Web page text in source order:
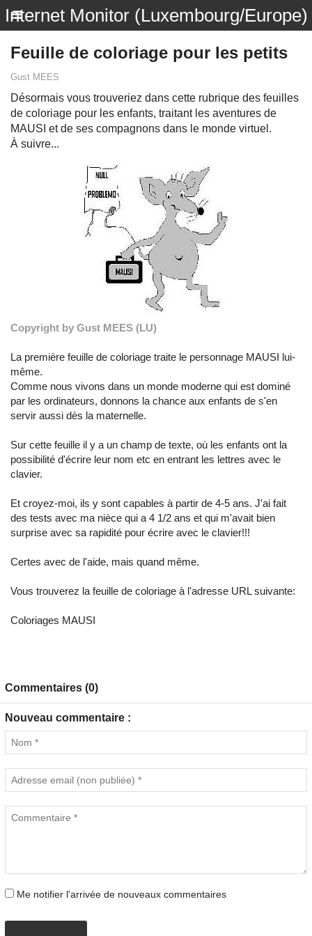
Internet Monitor (Luxembourg/Europe)
Feuille de coloriage pour les petits
Gust MEES
Désormais vous trouveriez dans cette rubrique des feuilles
de coloriage pour les enfants, traitant les aventures de
MAUSI et de ses compagnons dans le monde virtuel.
À suivre...
Copyright by Gust MEES (LU)
La première feuille de coloriage traite le personnage MAUSI lui-
même.
Comme nous vivons dans un monde moderne qui est dominé
par les ordinateurs, donnons la chance aux enfants de s'en
servir aussi dès la maternelle.
Sur cette feuille il y a un champ de texte, où les enfants ont la
possibilité d'écrire leur nom etc en entrant les lettres avec le
clavier.
Et croyez-moi, ils y sont capables à partir de 4-5 ans. J'ai fait
des tests avec ma nièce qui a 4 1/2 ans et qui m'avait bien
surprise avec sa rapidité pour écrire avec le clavier!!!
Certes avec de l'aide, mais quand même.
Vous trouverez la feuille de coloriage à l'adresse URL suivante:
Coloriages MAUSI
Commentaires (0)
Nouveau commentaire :
Me notifier l'arrivée de nouveaux commentaires